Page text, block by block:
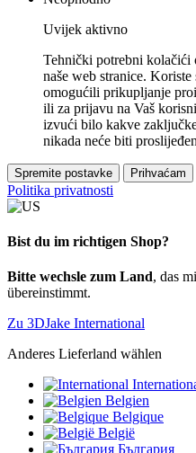
Uvijek aktivno
Tehnički potrebni kolačići
naše web stranice.
omogućili prikupljanje
ili za prijavu na Vaš
izvući bilo kakve
nikada neće biti
Spremite postavke Prihvaćam
Politika privatnosti
Bist du im richtigen Shop?
Bitte wechsle zum Land, das
übereinstimmt.
Zu 3DJake International
Anderes Lieferland wählen
Belgien
Belgique
België
България